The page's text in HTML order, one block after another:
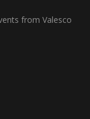
from Valesco